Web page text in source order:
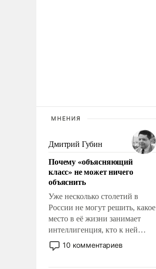
МНЕНИЯ
Дмитрий Губин
Почему «объясняющий
класс» не может ничего
объяснить
Уже несколько столетий в
России не могут решить, какое
место в её жизни занимает
интеллигенция, кто к ней
принадлежит, а кого из неё
исключили с правом
10 комментариев